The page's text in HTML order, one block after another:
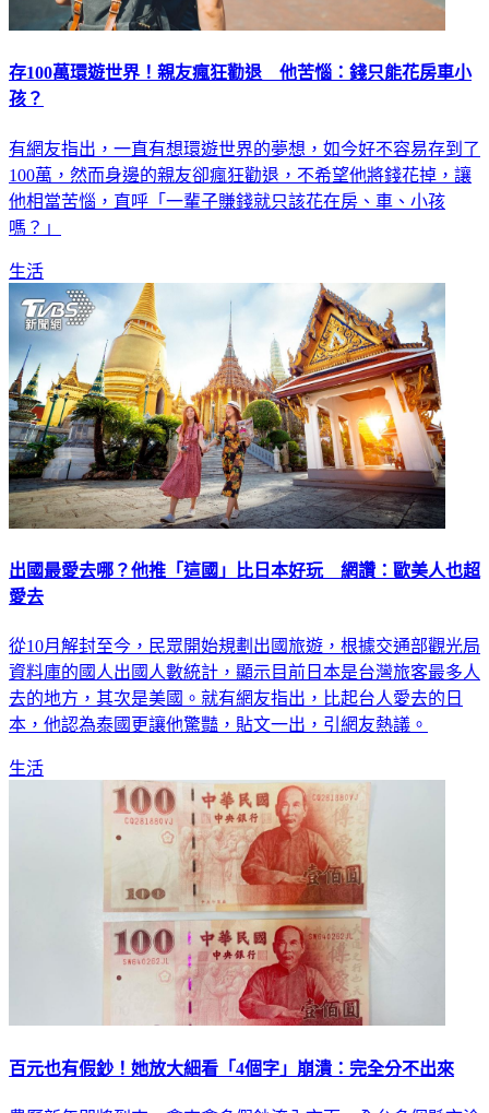
存100萬環遊世界！親友瘋狂勸退 他苦惱：錢只能花房車小
孩？
有網友指出，一直有想環遊世界的夢想，如今好不容易存到了
100萬，然而身邊的親友卻瘋狂勸退，不希望他將錢花掉，讓
他相當苦惱，直呼「一輩子賺錢就只該花在房、車、小孩
嗎？」
生活
出國最愛去哪？他推「這國」比日本好玩 網讚：歐美人也超
愛去
從10月解封至今，民眾開始規劃出國旅遊，根據交通部觀光局
資料庫的國人出國人數統計，顯示目前日本是台灣旅客最多人
去的地方，其次是美國。就有網友指出，比起台人愛去的日
本，他認為泰國更讓他驚豔，貼文一出，引網友熱議。
生活
百元也有假鈔！她放大細看「4個字」崩潰：完全分不出來